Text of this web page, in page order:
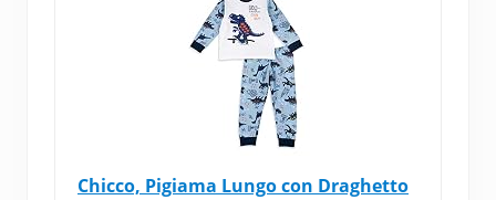
Chicco, Pigiama Lungo con Draghetto